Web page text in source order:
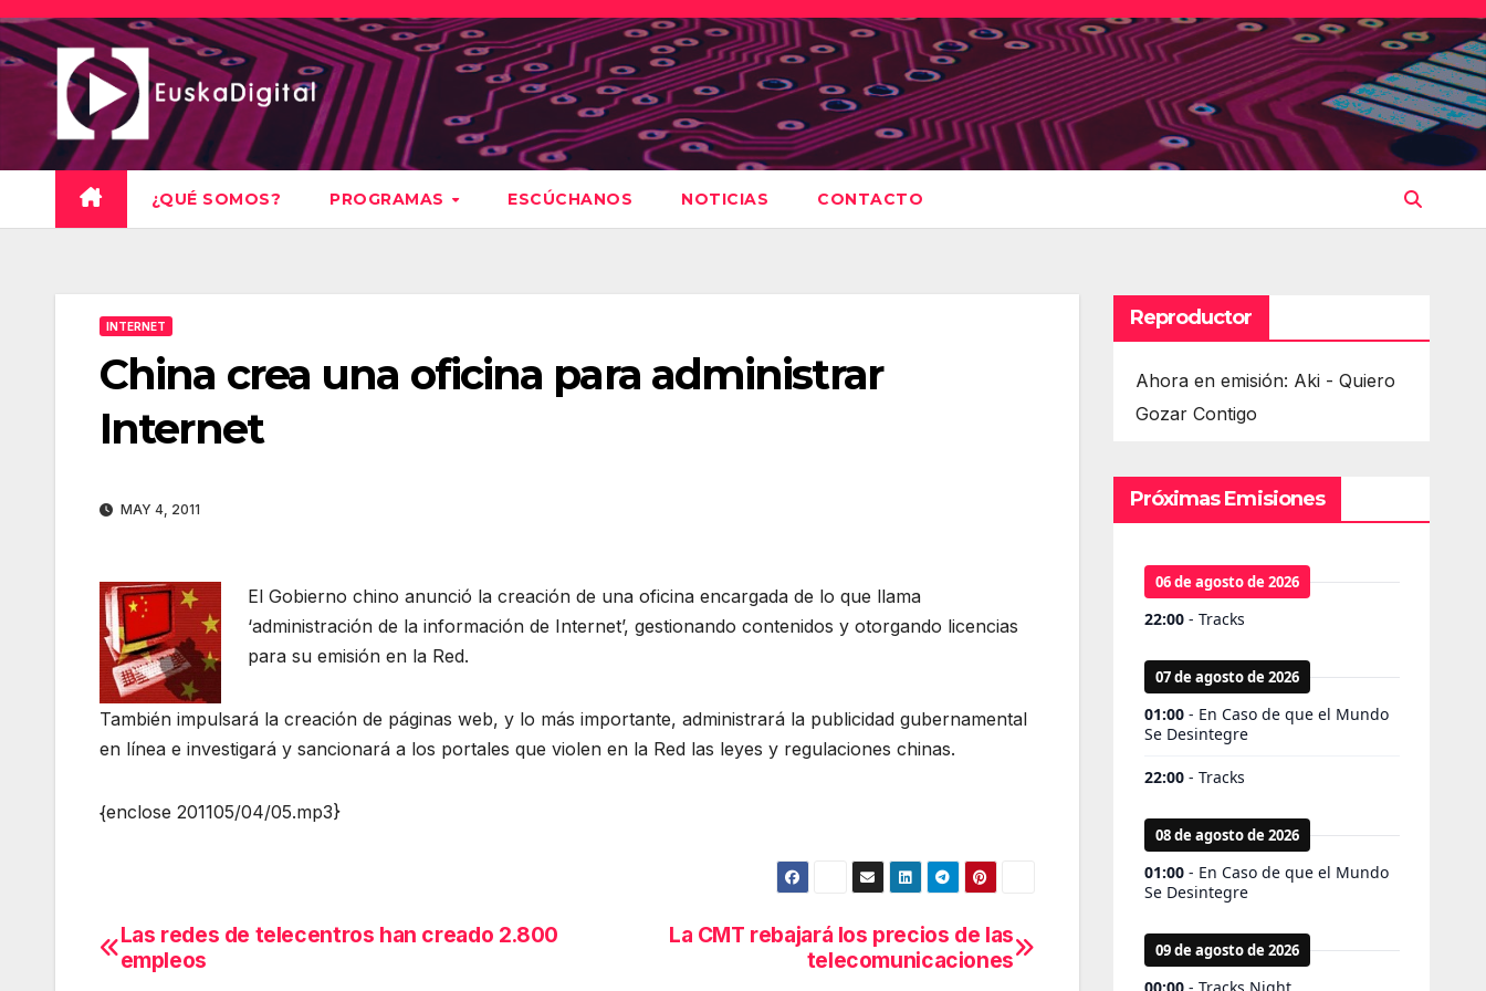
Saltar
al
contenido
¿QUÉ SOMOS? PROGRAMAS ESCÚCHANOS NOTICIAS CONTACTO
INTERNET
China crea una oficina para administrar
Internet
MAY 4, 2011
El Gobierno chino anunció la creación de una oficina encargada de lo que llama
‘administración de la información de Internet’, gestionando contenidos y otorgando licencias
para su emisión en la Red.
También impulsará la creación de páginas web, y lo más importante, administrará la publicidad gubernamental
en línea e investigará y sancionará a los portales que violen en la Red las leyes y regulaciones chinas.
{enclose 201105/04/05.mp3}
Navegación
La CMT rebajará los precios de las
telecomunicaciones
Las redes de telecentros han creado 2.800
empleos
Reproductor
Ahora en emisión: Aki - Quiero
Gozar Contigo
Próximas Emisiones